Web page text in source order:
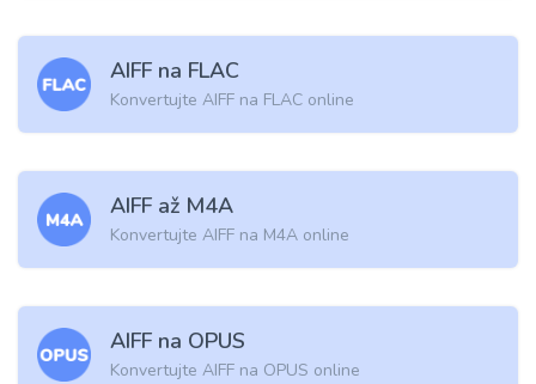
AIFF na FLAC
Konvertujte AIFF na FLAC online
AIFF až M4A
Konvertujte AIFF na M4A online
AIFF na OPUS
Konvertujte AIFF na OPUS online